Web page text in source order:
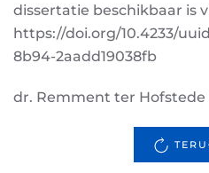
dissertatie beschikbaar is
https://doi.org/10.4233/
8b94-2aadd19038fb
dr. Remment ter Hofstede